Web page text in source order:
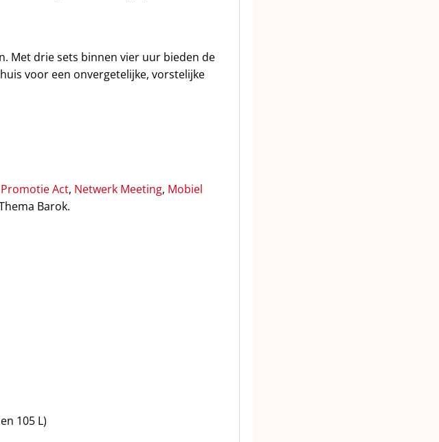
Met drie sets binnen vier uur bieden de
voor een onvergetelijke, vorstelijke
Act, Netwerk Meeting, Mobiel
Barok.
105 L)